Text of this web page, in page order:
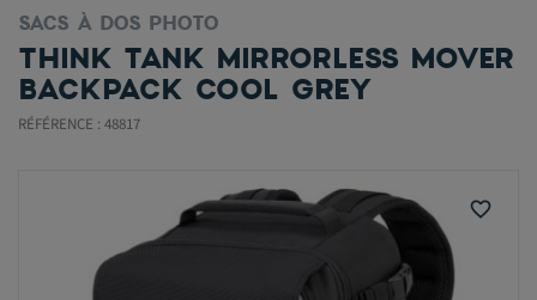
SACS À DOS PHOTO
THINK TANK MIRRORLESS MOVER
BACKPACK COOL GREY
RÉFÉRENCE : 48817
favorite_border